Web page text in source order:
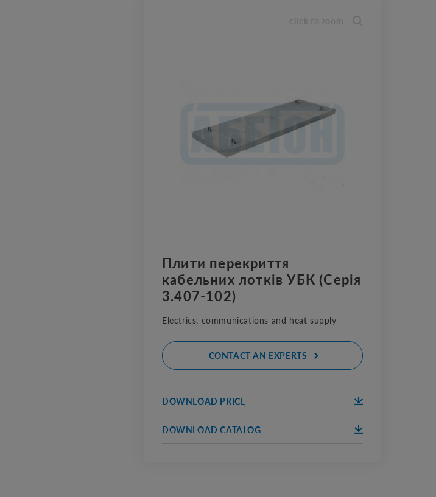
Плити перекриття
кабельних лотків УБК (Серія
3.407-102)
Electrics, communications and heat supply
CONTACT AN EXPERTS
DOWNLOAD PRICE
DOWNLOAD CATALOG